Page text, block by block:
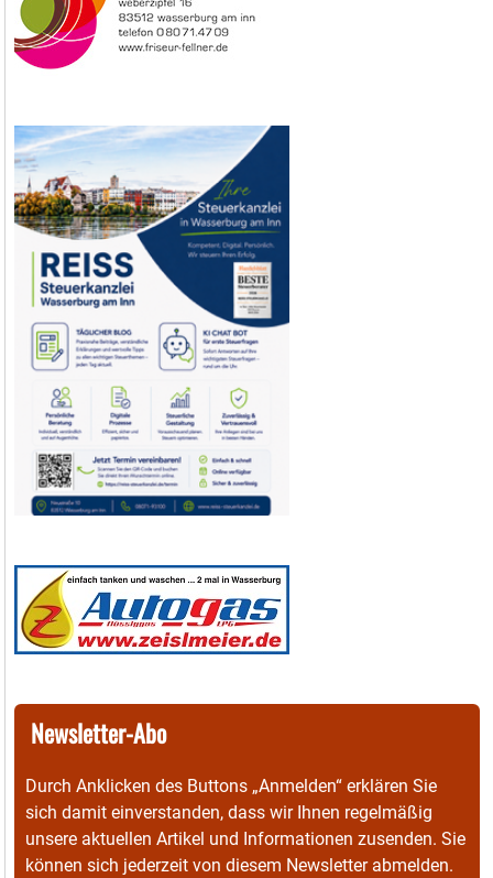
Newsletter-Abo
Durch Anklicken des Buttons „Anmelden“ erklären Sie
sich damit einverstanden, dass wir Ihnen regelmäßig
unsere aktuellen Artikel und Informationen zusenden. Sie
können sich jederzeit von diesem Newsletter abmelden.